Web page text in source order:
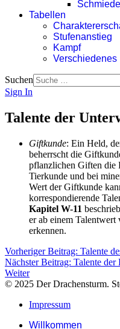
Schmiede
Tabellen
Stufenanstieg
Kampf
Verschiedenes
Suchen
Sign In
Talente der
Giftkunde: Ein Held,
beherrscht die
pflanzlichen Giften die
Tierkunde und bei
Wert der Giftkunde
korrespondierende
Kapitel W-11
er ab einem Talentwert
erkennen.
Vorheriger Beitrag: Talente
Nächster Beitrag: Talente
Weiter
© 2025 Der Drachensturm.
Impressum
Willkommen